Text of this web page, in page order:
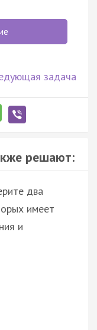
задача
решают:
два
имеет
и